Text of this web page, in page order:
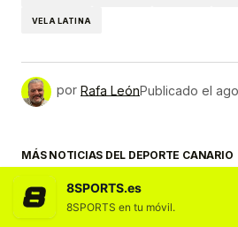
VELA LATINA
por Rafa LeónPublicado el
MÁS NOTICIAS DEL DEPORTE CANARIO
8SPORTS.es
8SPORTS en tu móvil.